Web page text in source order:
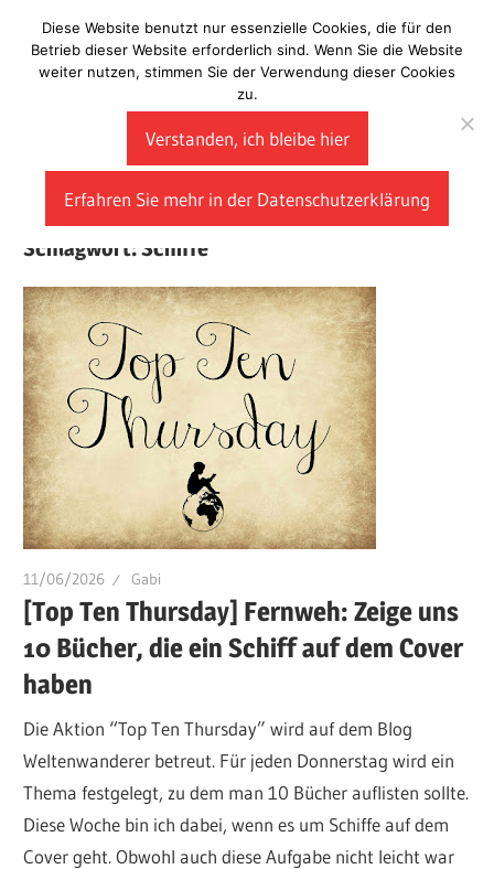
Inhalt
springen
Laberladen
Schlagwort:Schiffe
11/06/2026 Gabi
[Top Ten Thursday] Fernweh: Zeige uns
10 Bücher, die ein Schiff auf dem Cover
haben
Die Aktion “Top Ten Thursday” wird auf dem Blog
Weltenwanderer betreut. Für jeden Donnerstag wird ein
Thema festgelegt, zu dem man 10 Bücher auflisten sollte.
Diese Woche bin ich dabei, wenn es um Schiffe auf dem
Cover geht. Obwohl auch diese Aufgabe nicht leicht war
Diese Website benutzt nur essenzielle Cookies, die für den
Betrieb dieser Website erforderlich sind. Wenn Sie die Website
weiter nutzen, stimmen Sie der Verwendung dieser Cookies
zu.
Verstanden, ich bleibe hier
Erfahren Sie mehr in der Datenschutzerklärung